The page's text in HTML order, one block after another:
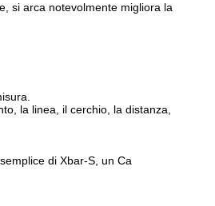
si arca notevolmente migliora la
la linea, il cerchio, la distanza,
di Xbar-S, un Ca